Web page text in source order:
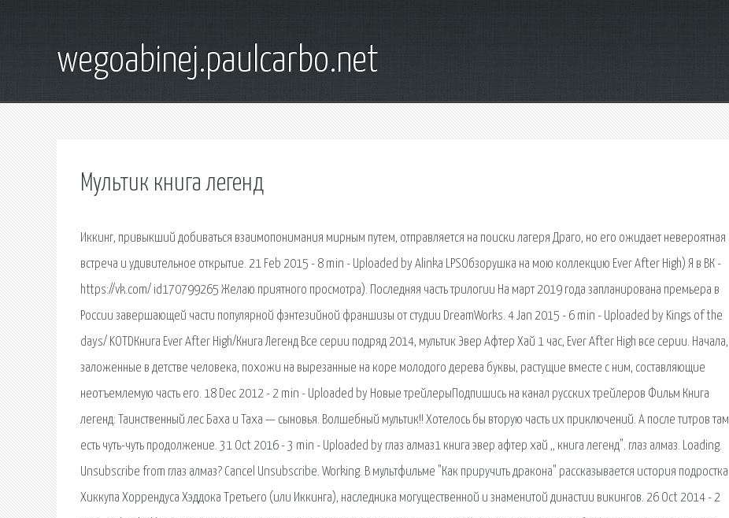
wegoabinej.paulcarbo.net
Мультик книга легенд
Иккинг, привыкший добиваться взаимопонимания мирным путем, отправляется на поиски лагеря Драго, но его ожидает невероятная
встреча и удивительное открытие. 21 Feb 2015 - 8 min - Uploaded by Alinka LPSОбзорушка на мою коллекцию Ever After High) Я в ВК -
https://vk.com/ id170799265 Желаю приятного просмотра). Последняя часть трилогии На март 2019 года запланирована премьера в
России завершающей части популярной фэнтезийной франшизы от студии DreamWorks. 4 Jan 2015 - 6 min - Uploaded by Kings of the
days/ KOTDКнига Ever After High/Книга Легенд Все серии подряд 2014, мультик Эвер Афтер Хай 1 час, Ever After High все серии. Начала,
заложенные в детстве человека, похожи на вырезанные на коре молодого дерева буквы, растущие вместе с ним, составляющие
неотъемлемую часть его. 18 Dec 2012 - 2 min - Uploaded by Новые трейлерыПодпишись на канал русских трейлеров Фильм Книга
легенд: Таинственный лес Баха и Таха — сыновья. Волшебный мультик!! Хотелось бы вторую часть их приключений. А после титров там
есть чуть-чуть продолжение. 31 Oct 2016 - 3 min - Uploaded by глаз алмаз1 книга эвер афтер хай ,, книга легенд". глаз алмаз. Loading.
Unsubscribe from глаз алмаз? Cancel Unsubscribe. Working. В мультфильме "Как приручить дракона" рассказывается история подростка
Хиккупа Хоррендуса Хэддока Третьего (или Иккинга), наследника могущественной и знаменитой династии викингов. 26 Oct 2014 - 2